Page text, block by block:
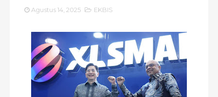
Agustus 14, 2025 EKBIS